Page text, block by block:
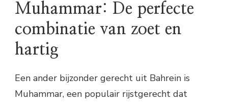
Muhammar: De perfecte
combinatie van zoet en
hartig
Een ander bijzonder gerecht uit Bahrein is
Muhammar, een populair rijstgerecht dat